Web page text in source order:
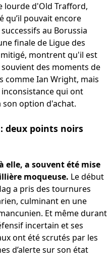
lourde d'Old Trafford,
qu’il pouvait encore
au Borussia
finale de Ligue des
mitigé, montrent qu'il est
des moments de
comme Ian Wright, mais
qui ont
son option d'achat.
deux points noirs
elle, a souvent été mise
moqueuse. Le début
a pris des tournures
culminant en une
Et même durant
incertain et ses
ont été scrutés par les
d’alerte sur son état